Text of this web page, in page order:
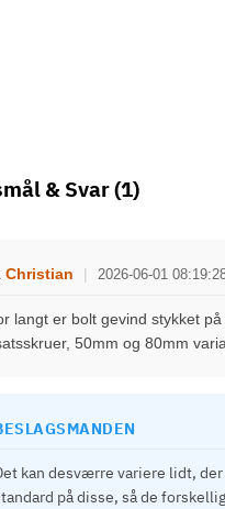
& Svar(1)
Christian | 2026-06-01
langt er bolt gevind stykket
50mm og 80mm
kan desværre variere lidt,
på disse, så de